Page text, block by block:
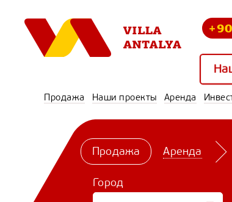
Продажа Наши проекты Аренда
Продажа Аренда
Город